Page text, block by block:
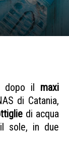
dopo il maxi
di Catania,
di acqua
sole, in due